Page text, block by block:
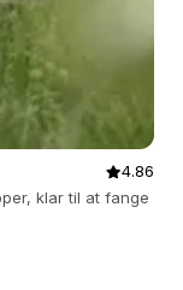
4.86
klar til at fange